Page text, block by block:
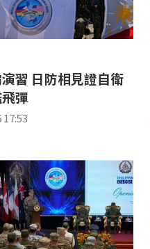
習 日防相見證自衛
彈